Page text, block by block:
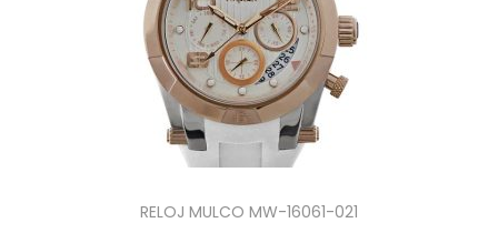
RELOJ MULCO MW-16061-021